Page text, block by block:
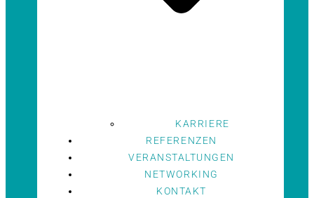
KARRIERE
REFERENZEN
VERANSTALTUNGEN
NETWORKING
KONTAKT